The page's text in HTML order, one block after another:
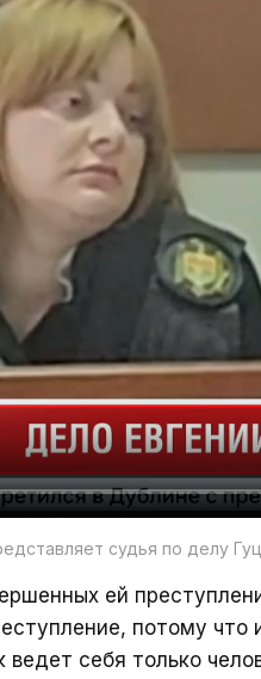
судья по делу
ей
потому что
себя только